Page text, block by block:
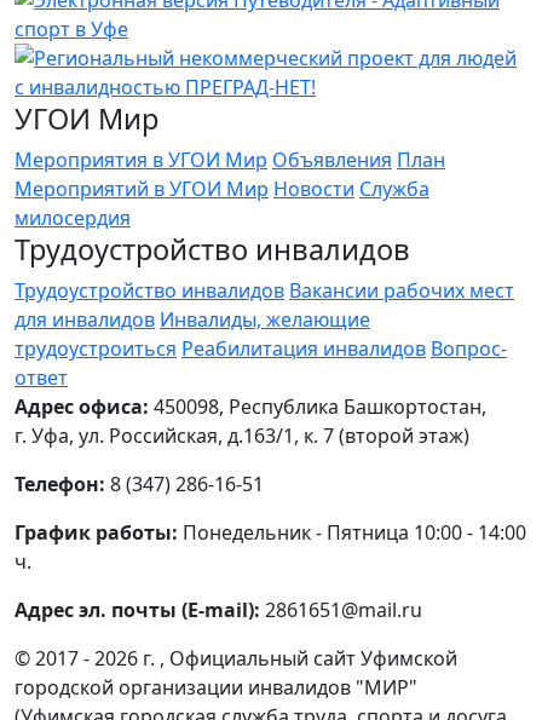
УГОИ Мир
Мероприятия в УГОИ Мир Объявления План
Мероприятий в УГОИ Мир Новости Служба
милосердия
Трудоустройство инвалидов
Трудоустройство инвалидов Вакансии рабочих мест
для инвалидов Инвалиды, желающие
трудоустроиться Реабилитация инвалидов Вопрос-
ответ
Адрес офиса: 450098, Республика Башкортостан,
г. Уфа, ул. Российская, д.163/1, к. 7 (второй этаж)
Телефон: 8 (347) 286-16-51
График работы: Понедельник - Пятница 10:00 - 14:00
ч.
Адрес эл. почты (E-mail): 2861651@mail.ru
© 2017 - 2026 г. , Официальный сайт Уфимской
городской организации инвалидов "МИР"